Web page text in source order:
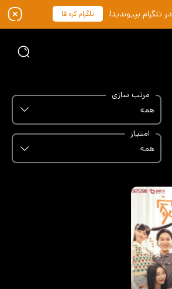
تلگرام بپیوندید! تلگرام کره فا
مرتب سازی
همه
امتیاز
همه